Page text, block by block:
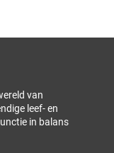
van
leef- en
in balans